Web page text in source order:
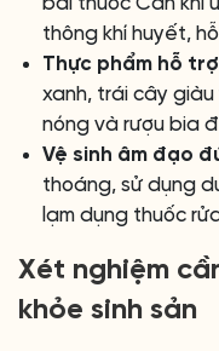
thông khí huyết,
Thực phẩm hỗ
xanh, trái cây
nóng và rượu bia
Vệ sinh âm đạo
thoáng, sử dụng
lạm dụng thuốc
Xét nghiệm
khỏe sinh sản